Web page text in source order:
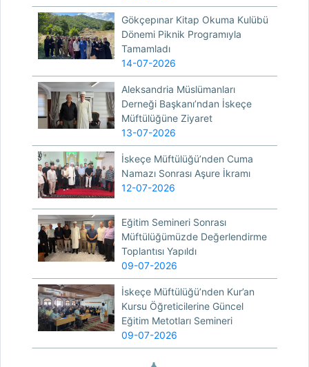
Gökçepınar Kitap Okuma Kulübü
Dönemi Piknik Programıyla
Tamamladı
14-07-2026
Aleksandria Müslümanları
Derneği Başkanı’ndan İskeçe
Müftülüğüne Ziyaret
13-07-2026
İskeçe Müftülüğü’nden Cuma
Namazı Sonrası Aşure İkramı
12-07-2026
Eğitim Semineri Sonrası
Müftülüğümüzde Değerlendirme
Toplantısı Yapıldı
09-07-2026
İskeçe Müftülüğü’nden Kur’an
Kursu Öğreticilerine Güncel
Eğitim Metotları Semineri
09-07-2026